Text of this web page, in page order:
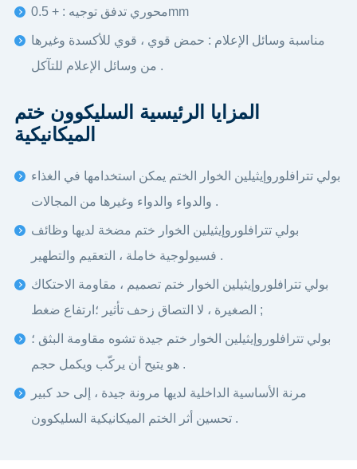
محوري تدفق توجيه : + 0.5mm
مناسبة وسائل الإعلام : حمض قوي ، قوي للأكسدة وغيرها
من وسائل الإعلام للتآكل .
المزايا الرئيسية السليكوون ختم
الميكانيكية
بولي تترافلوروإيثيلين الخوار الختم يمكن استخدامها في الغذاء
والدواء والدواء وغيرها من المجالات .
بولي تترافلوروإيثيلين الخوار ختم مضخة لديها وظائف
فسيولوجية خاملة ، التعقيم والتطهير .
بولي تترافلوروإيثيلين الخوار ختم تصميم ، مقاومة الاحتكاك
الصغيرة ، لا التصاق زحف تأثير ؛ارتفاع ضغط ;
بولي تترافلوروإيثيلين الخوار ختم جيدة تشوه مقاومة البثق ؛
هو يتيح أن يركّب ويكمل حجم .
مرنة الأساسية الداخلية لديها مرونة جيدة ، إلى حد كبير
تحسين أثر الختم الميكانيكية السليكوون .